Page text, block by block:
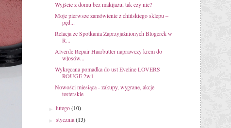
Wyjście z domu bez makijażu, tak czy nie?
Moje pierwsze zamówienie z chińskiego sklepu –
pęd...
Relacja ze Spotkania Zaprzyjaźnionych Blogerek w
R...
Alverde Repair Haarbutter naprawczy krem do
włosów...
Wykręcana pomadka do ust Eveline LOVERS
ROUGE 2w1
Nowości miesiąca - zakupy, wygrane, akcje
testerskie
►lutego(10)
►stycznia(13)